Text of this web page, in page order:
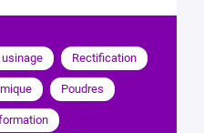
Rectification
Poudres